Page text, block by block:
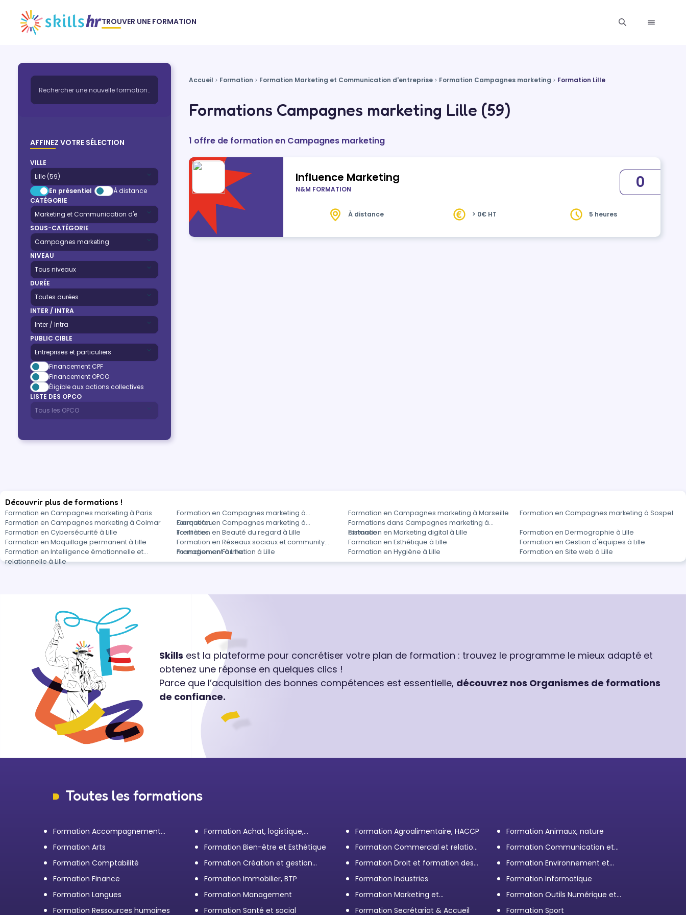
TROUVER UNE FORMATION
AFFINEZ VOTRE SÉLECTION
VILLE
En présentiel
À distance
CATÉGORIE
SOUS-CATÉGORIE
NIVEAU
DURÉE
INTER / INTRA
PUBLIC CIBLE
Financement CPF
Financement OPCO
Éligible aux actions collectives
LISTE DES OPCO
Accueil Formation Formation Marketing et Communication d'entreprise Formation Campagnes marketing Formation Lille
Formations Campagnes marketing Lille (59)
1 offre de formation en Campagnes marketing
Influence Marketing
N&M FORMATION 0
À distance > 0€ HT 5 heures
Découvrir plus de formations !
Formation en Campagnes marketing à Paris
Formation en Campagnes marketing à
Carquefou
Formation en Campagnes marketing à Marseille
Formation en Campagnes marketing à Sospel
Formation en Campagnes marketing à Colmar
Formation en Campagnes marketing à
Treillières
Formations dans Campagnes marketing à
distance
Formation en Cybersécurité à Lille Formation en Beauté du regard à Lille Formation en Marketing digital à Lille
Formation en Dermographie à Lille
Formation en Maquillage permanent à Lille
Formation en Réseaux sociaux et community
management à Lille
Formation en Esthétique à Lille
Formation en Gestion d'équipes à Lille
Formation en Intelligence émotionnelle et
relationnelle à Lille
Formation en Formation à Lille Formation en Hygiène à Lille Formation en Site web à Lille
Skills est la plateforme pour concrétiser votre plan de formation : trouvez le programme le mieux adapté et
obtenez une réponse en quelques clics !
Parce que l’acquisition des bonnes compétences est essentielle, découvrez nos Organismes de formations
de confiance.
Toutes les formations
Formation Accompagnement
personnel et Bilan de
compétences
Formation Achat, logistique,
transport
Formation Agroalimentaire, HACCP
Formation Animaux, nature
Formation Arts
Formation Bien-être et Esthétique
Formation Commercial et relation
client
Formation Communication et
efficacité personnelle et
professionnelle
Formation Comptabilité
Formation Création et gestion
d'entreprise
Formation Droit et formation des
Élus
Formation Environnement et
démarche RSE
Formation Finance Formation Immobilier, BTP Formation Industries
Formation Informatique
Formation Langues
Formation Management
Formation Marketing et
Communication d'entreprise
Formation Outils Numérique et
Bureautique
Formation Ressources humaines Formation Santé et social Formation Secrétariat & Accueil Formation Sport